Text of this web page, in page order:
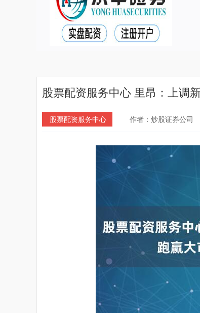
股票配资服务中心 里昂：上调
股票配资服务中心 作者：炒股证券公司